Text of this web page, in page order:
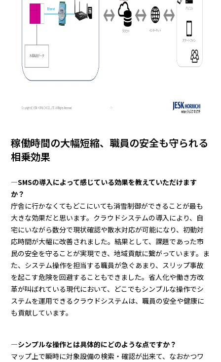
稼働時間の大幅短縮、職員の安全も守られる
相乗効果
―SMSの導入によって感じている効果を教えていただけます
か？
庁舎に行かなくてもどこにいても消雪制御ができることが最も
大きな効果だと思います。クラウドシステムの導入により、自
宅にいながら数分で現状確認や散水対応が可能になり、初動対
応時間が大幅に改善されました。結果として、課題であった市
民の安全を守ることが実現でき、地域貢献に繋がっています。ま
た、システム操作を担当する職員が急ぐあまり、スリップ事故
を起こす危険を回避することもできました。省人化や働き方改
革が叫ばれている現代において、どこでもシンプルな操作でシ
ステムを運用できるクラウドシステムは、職員の安全や健康に
も貢献しています。
―シンプルな操作とは具体的にどのような点ですか？
マップ上で瞬時に対象設備の検索・確認が出来て、なおかつワ